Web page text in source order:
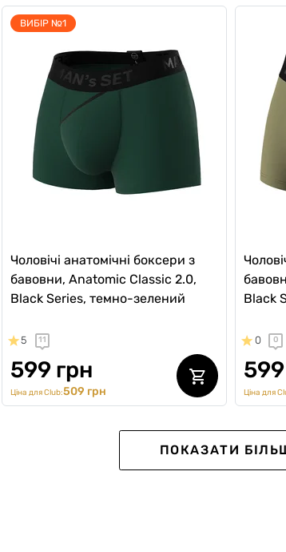
ВИБІР №1
Чоловічі анатомічні боксери з
бавовни, Anatomic Classic 2.0,
Black Series, темно-зелений
5 11
599 грн
Ціна для Club:509 грн
Black
0 0
Ціна для
SALE -
ПОКАЗАТИ